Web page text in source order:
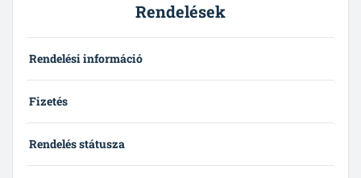
Rendelések
Rendelési információ
Fizetés
Rendelés státusza